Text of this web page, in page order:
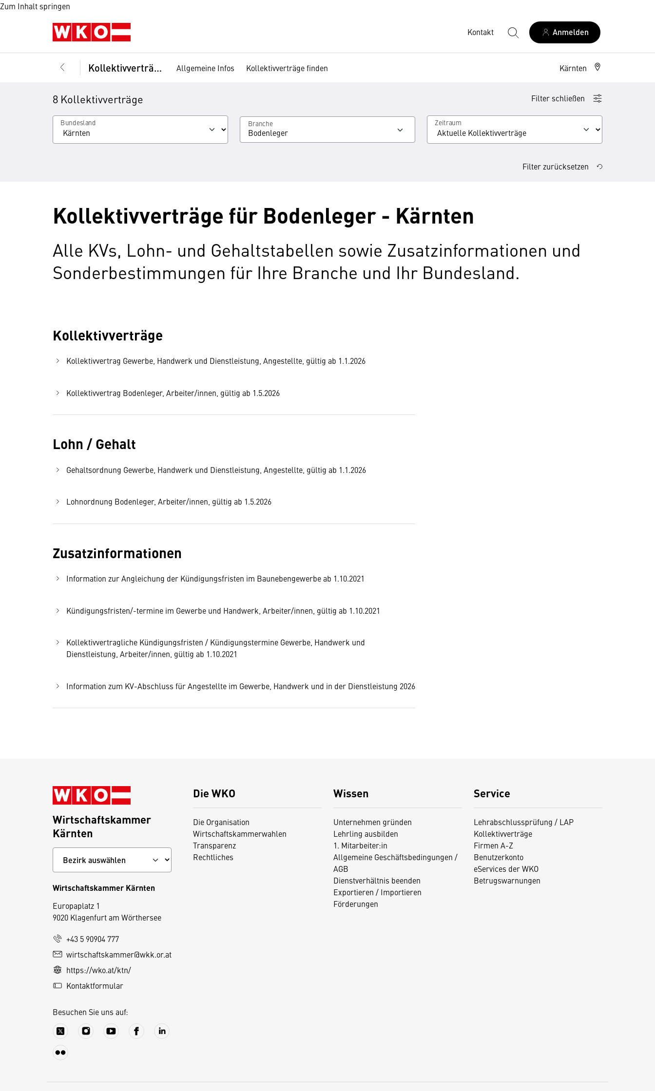
Zum Inhalt springen
Kontakt Anmelden
Kollektivverträge Allgemeine Infos Kollektivverträge finden Kärnten
8 Kollektivverträge Filter schließen
Bundesland Branche
Bodenleger
Zeitraum
Filter zurücksetzen
Kollektivverträge für Bodenleger - Kärnten
Alle KVs, Lohn- und Gehaltstabellen sowie Zusatzinformationen und
Sonderbestimmungen für Ihre Branche und Ihr Bundesland.
Kollektivverträge
Kollektivvertrag Gewerbe, Handwerk und Dienstleistung, Angestellte, gültig ab 1.1.2026
Kollektivvertrag Bodenleger, Arbeiter/innen, gültig ab 1.5.2026
Lohn / Gehalt
Gehaltsordnung Gewerbe, Handwerk und Dienstleistung, Angestellte, gültig ab 1.1.2026
Lohnordnung Bodenleger, Arbeiter/innen, gültig ab 1.5.2026
Zusatzinformationen
Information zur Angleichung der Kündigungsfristen im Baunebengewerbe ab 1.10.2021
Kündigungsfristen/-termine im Gewerbe und Handwerk, Arbeiter/innen, gültig ab 1.10.2021
Kollektivvertragliche Kündigungsfristen / Kündigungstermine Gewerbe, Handwerk und
Dienstleistung, Arbeiter/innen, gültig ab 1.10.2021
Information zum KV-Abschluss für Angestellte im Gewerbe, Handwerk und in der Dienstleistung 2026
Die WKO
Die Organisation
Wirtschaftskammerwahlen
Transparenz
Rechtliches
Wissen
Unternehmen gründen
Lehrling ausbilden
1. Mitarbeiter:in
Allgemeine Geschäftsbedingungen /
AGB
Dienstverhältnis beenden
Exportieren / Importieren
Förderungen
Service
Lehrabschlussprüfung / LAP
Kollektivverträge
Firmen A-Z
Benutzerkonto
eServices der WKO
Betrugswarnungen
Wirtschaftskammer
Kärnten
Wirtschaftskammer Kärnten
Europaplatz 1
9020 Klagenfurt am Wörthersee
+43 5 90904 777
wirtschaftskammer@wkk.or.at
https://wko.at/ktn/
Kontaktformular
Besuchen Sie uns auf: